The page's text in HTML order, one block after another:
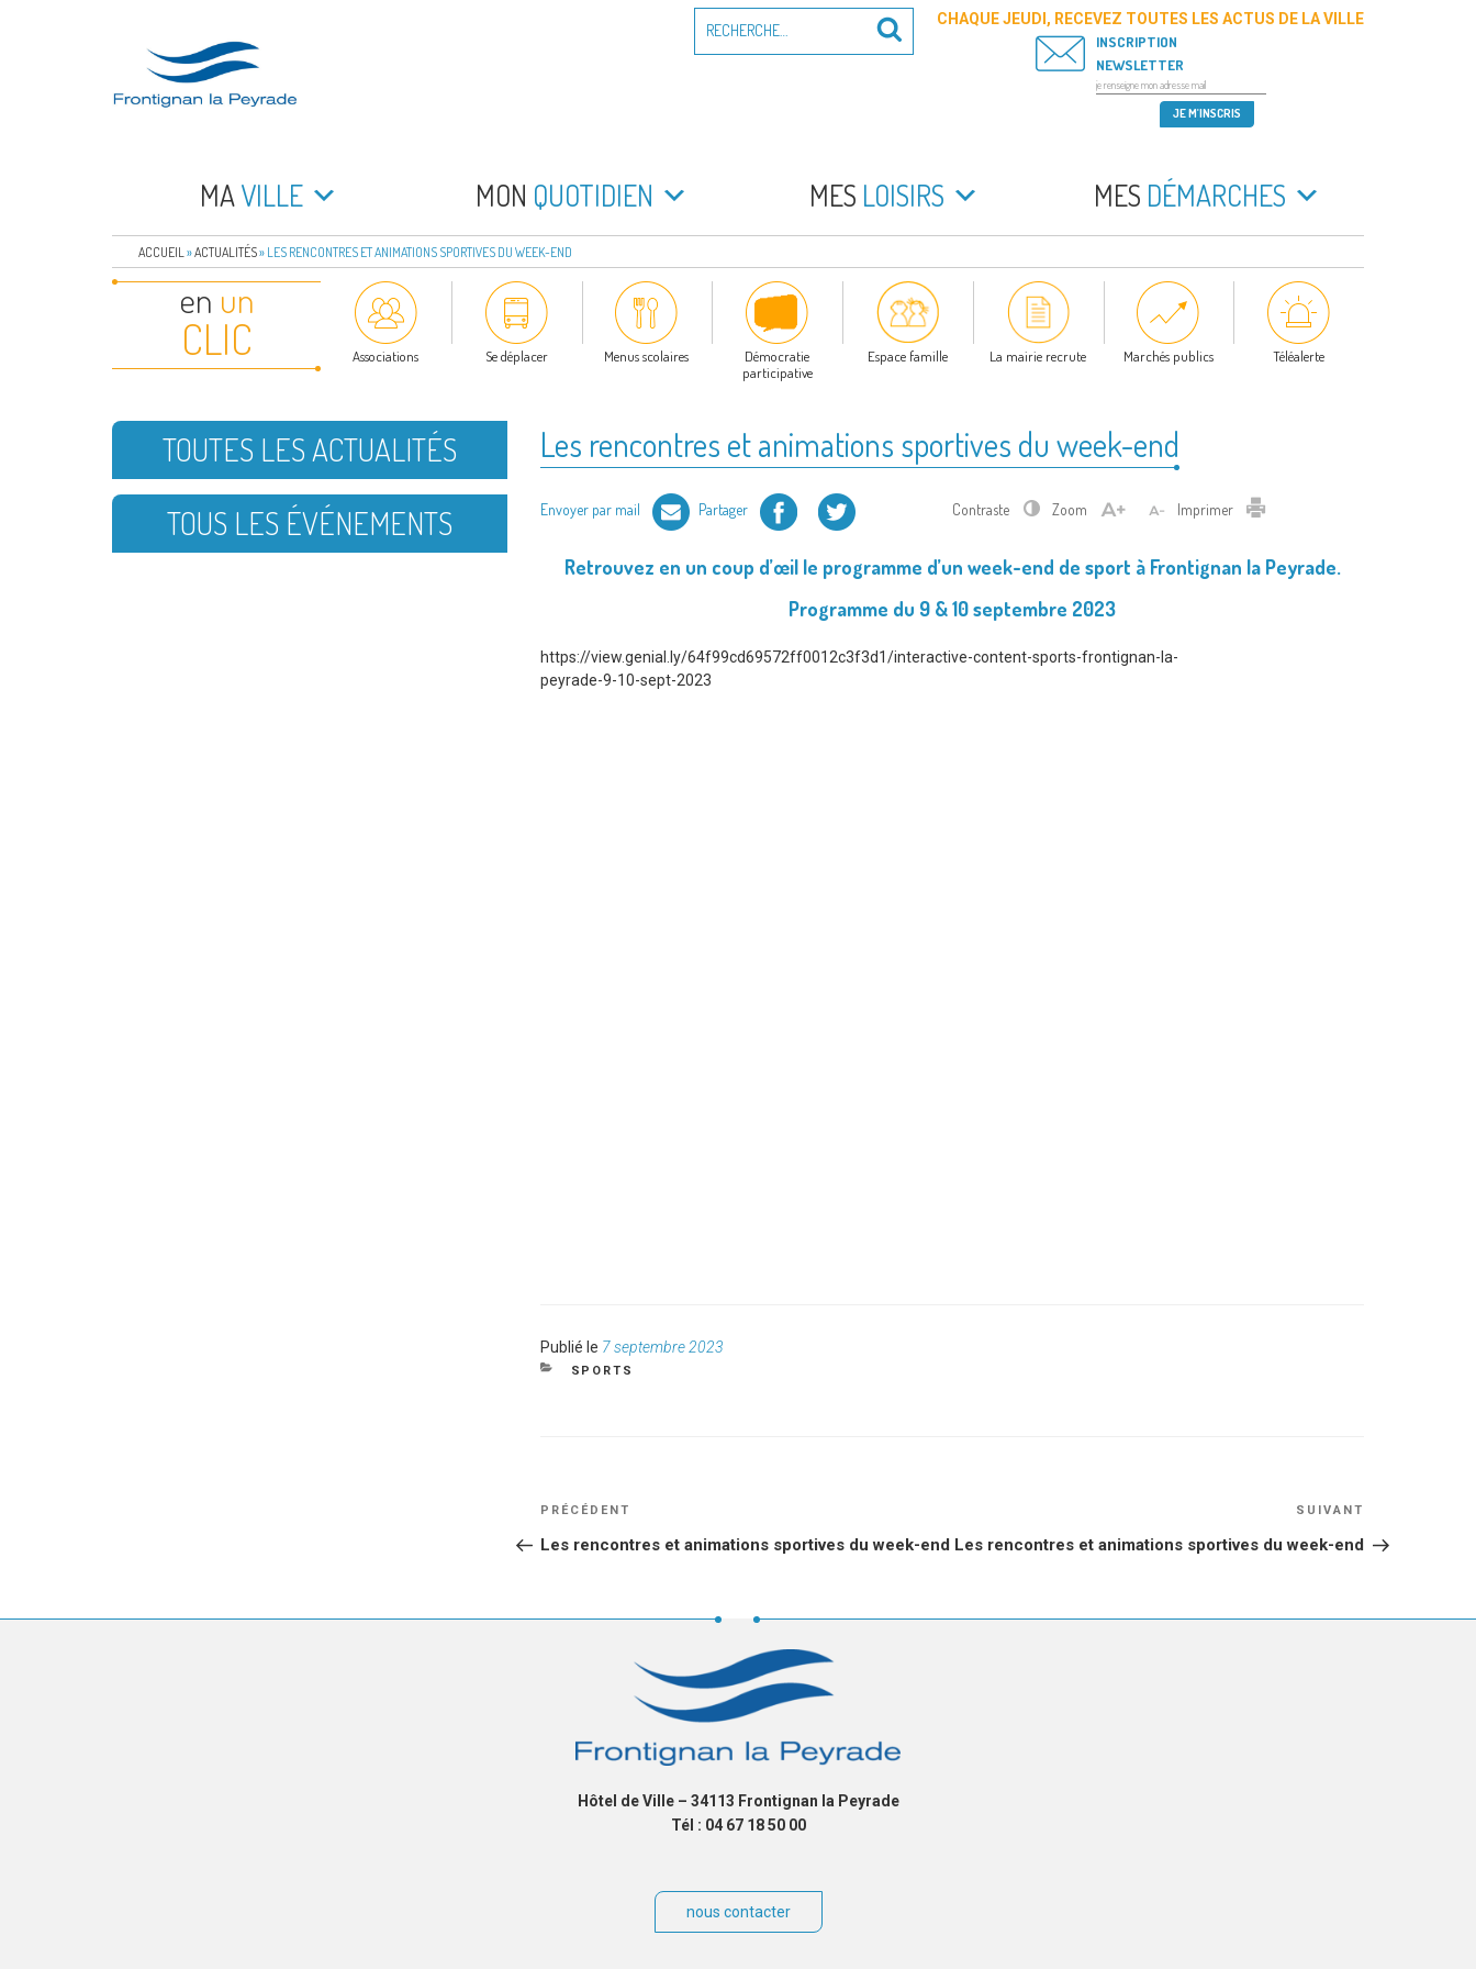
FRONTIGNAN LA PEYRADE
pour
Recherche
CHAQUE JEUDI, RECEVEZ TOUTES LES ACTUS DE LA VILLE
INSCRIPTION
NEWSLETTER
MAVILLE MON QUOTIDIEN MES LOISIRS MES DÉMARCHES
ACCUEIL »ACTUALITÉS» LES RENCONTRES ET ANIMATIONS SPORTIVES DU WEEK-END
en un
CLIC Associations Se déplacer Menus scolaires
Démocratie
participative
Espace famille La mairie recrute Marchés publics Téléalerte
Les rencontres et animations sportives du week-end
Envoyer par mail Partager Facebook Twitter Contraste Zoom Imprimer Imprimer
Retrouvez en un coup d’œil le programme d’un week-end de sport à Frontignan la Peyrade.
Programme du 9 & 10 septembre 2023
https://view.genial.ly/64f99cd69572ff0012c3f3d1/interactive-content-sports-frontignan-la-
peyrade-9-10-sept-2023
Publié le Publié
le
7 septembre 2023
CATÉGORIES
SPORTS
NAVIGATION
DE
Article
PRÉCÉDENT
Les rencontres et animations sportives du week-end
SUIVANT
Les rencontres et animations sportives du week-end
TOUTES LES ACTUALITÉS
TOUS LES ÉVÉNEMENTS
Hôtel de Ville – 34113 Frontignan la Peyrade
Tél : 04 67 18 50 00
nous contacter